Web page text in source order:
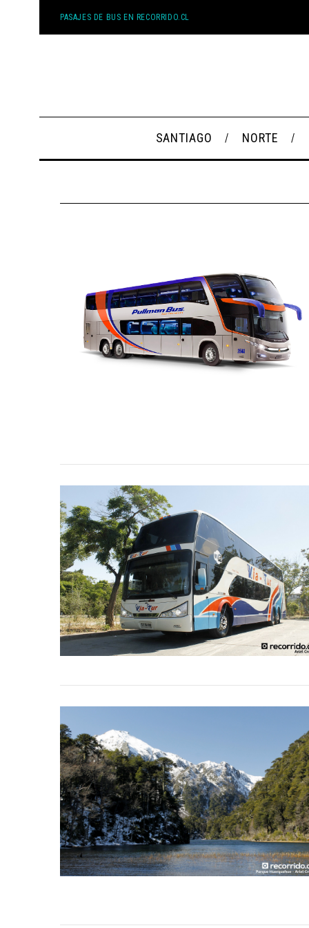
PASAJES DE BUS EN RECORRIDO.CL
SANTIAGO NORTE